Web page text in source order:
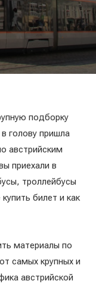
подборку
голову пришла
австрийским
приехали в
троллейбусы
билет и как
материалы по
самых крупных и
австрийской